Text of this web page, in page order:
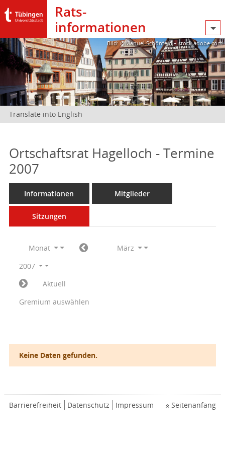
Rats­
informationen
Bild: @Manuel Schönfeld – stock.adobe.com
Translate into English
Ortschaftsrat Hagelloch - Termine
2007
Informationen Mitglieder
Sitzungen
Monat
März
2007
Aktuell
Gremium auswählen
Keine Daten gefunden.
Barrierefreiheit Datenschutz Impressum Seitenanfang